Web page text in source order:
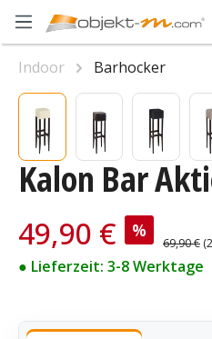
Zum Hauptinhalt springen
Kalon Bar
Verkaufspreis:
49,90 € %
69,90 €
● Lieferzeit: 3-8 Werktage
Indoor
Barhocker
Bildergalerie überspringen